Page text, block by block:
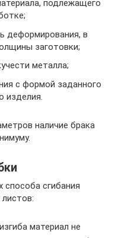
подлежащего
деформирования, в
заготовки;
металла;
с формой заданного
изделия.
наличие брака
сгибания
материал не